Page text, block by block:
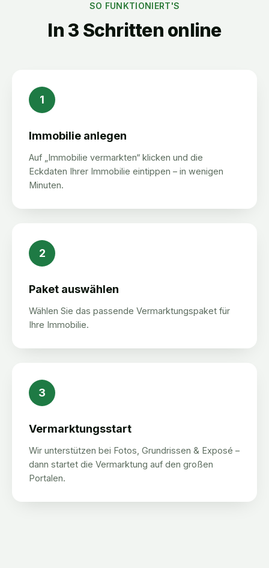
SO FUNKTIONIERT'S
In 3 Schritten online
1
Immobilie anlegen
Auf „Immobilie vermarkten“ klicken und die
Eckdaten Ihrer Immobilie eintippen – in wenigen
Minuten.
2
Paket auswählen
Wählen Sie das passende Vermarktungspaket für
Ihre Immobilie.
3
Vermarktungsstart
Wir unterstützen bei Fotos, Grundrissen & Exposé –
dann startet die Vermarktung auf den großen
Portalen.